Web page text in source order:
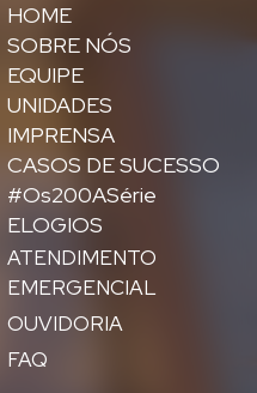
HOME
SOBRE NÓS
EQUIPE
UNIDADES
IMPRENSA
CASOS DE SUCESSO
#Os200ASérie
ELOGIOS
ATENDIMENTO
EMERGENCIAL
OUVIDORIA
FAQ